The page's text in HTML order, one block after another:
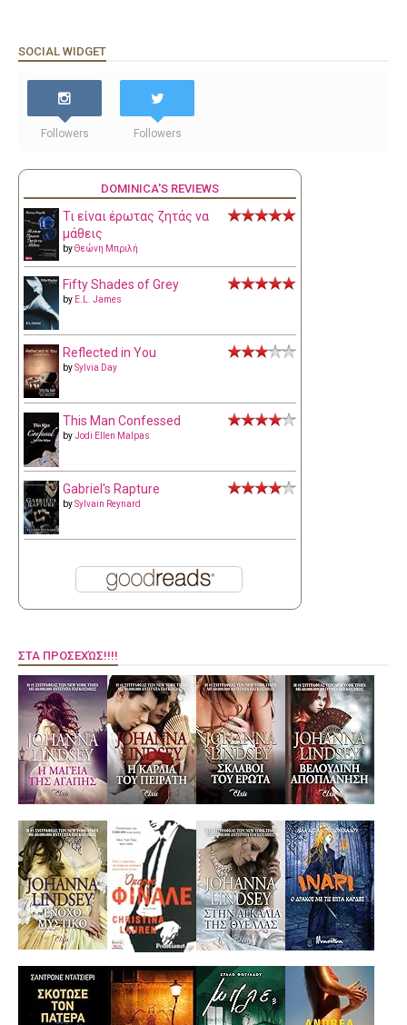
SOCIAL WIDGET
Followers Followers
DOMINICA'S REVIEWS
Τι είναι έρωτας ζητάς να
μάθεις
byΘεώνη Μπριλή
Fifty Shades of Grey
by E.L. James
Reflected in You
bySylvia Day
This Man Confessed
byJodi Ellen Malpas
Gabriel's Rapture
bySylvain Reynard
ΣΤΑ ΠΡΟΣΕΧΏΣ!!!!